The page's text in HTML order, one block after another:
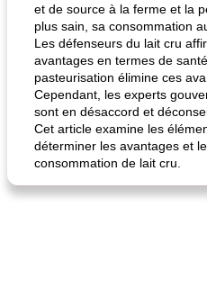
et de source à la ferme et la
plus sain, sa consommation
Les défenseurs du lait cru
avantages en termes de
pasteurisation élimine ces
Cependant, les experts
sont en désaccord et
Cet article examine les
déterminer les avantages et
consommation de lait cru.